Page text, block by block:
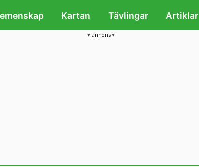
Kartan Tävlingar Artiklar
annons